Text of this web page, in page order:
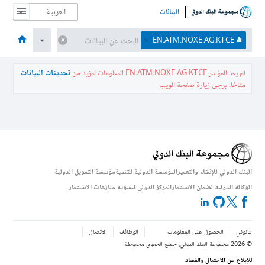
البيانات
الصفحة الرئيسية الاقتصادات الموضوعات البيانات والموارد نبذة عن EN.ATM.NOXE.AG.KT.CE
لم يعد المؤشر EN.ATM.NOXE.AG.KT.CE المعلومات لمزيد من تحديثات البيانات
متاحًا. يرجى زيارة صفحة الويب
البنك الدولي للإنشاء والتعميرالمؤسسة الدولية للتنميةمؤسسة التمويل الدولية
الوكالة الدولية لضمان الاستثمارالمركز الدولي لتسوية منازعات الاستثمار
قانوني الحصول على المعلومات الوظائف
الاتصال
©
2026 مجموعة البنك الدولي، جميع الحقوق محفوظة.
للإبلاغ عن الاحتيال والفساد